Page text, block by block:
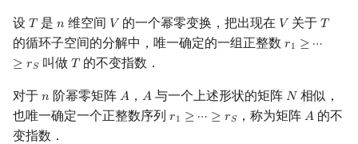
设 𝑇
T 是𝑛
n 维空间 𝑉
V 的一个幂零变换，把出现在 𝑉
V 关于𝑇
T
的循环子空间的分解中，唯一确定的一组正整数 𝑟1 ≥ ⋯
≥ 𝑟𝑆
r1 ≥⋯≥r
叫做 𝑇
T 的不变指数．
对于 𝑛
n 阶幂零矩阵 𝐴
A， 𝐴
A与一个上述形状的矩阵 𝑁
N相似，
也唯一确定一个正整数序列 𝑟1 ≥ ⋯ ≥ 𝑟𝑆
r1 ≥⋯≥r S ，称为矩阵𝐴
A 的不
变指数．